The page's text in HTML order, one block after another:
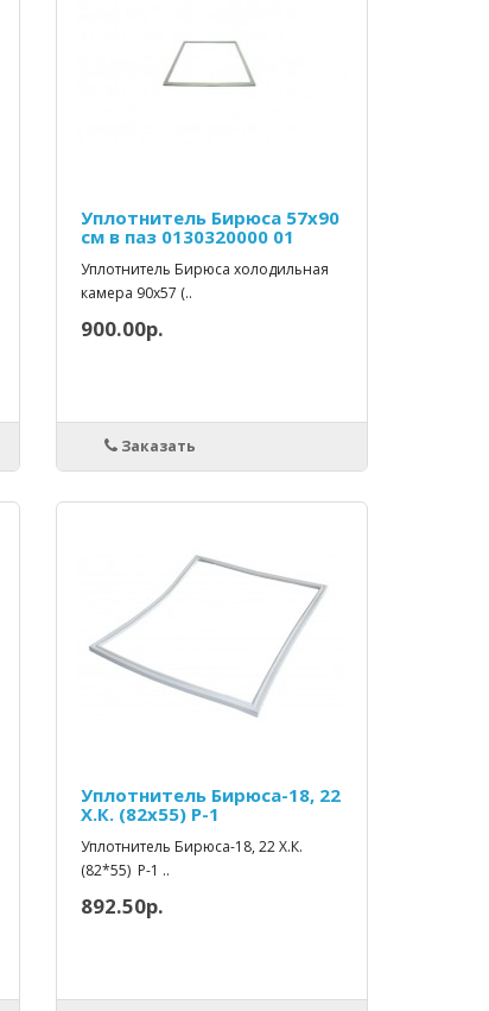
Уплотнитель Бирюса 57х90
см в паз 0130320000 01
Уплотнитель Бирюса холодильная
камера 90x57 (..
900.00р.
Заказать
Уплотнитель Бирюса-18, 22
Х.К. (82x55) Р-1
Уплотнитель Бирюса-18, 22 Х.К.
(82*55) Р-1 ..
892.50р.